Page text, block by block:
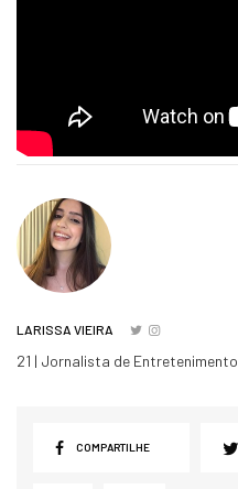
LARISSA VIEIRA
21 | Jornalista de Entretenimento
COMPARTILHE